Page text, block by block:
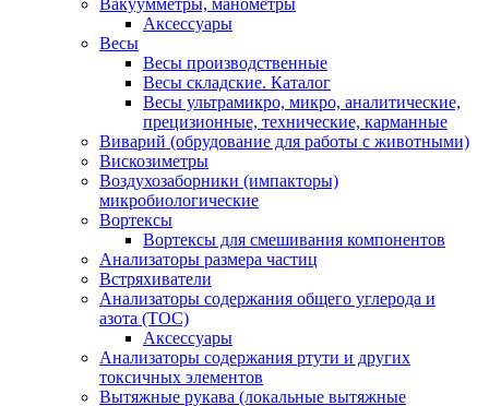
Вакуумметры, манометры
Аксессуары
Весы
Весы производственные
Весы складские. Каталог
Весы ультрамикро, микро, аналитические,
прецизионные, технические, карманные
Виварий (обрудование для работы с животными)
Вискозиметры
Воздухозаборники (импакторы)
микробиологические
Вортексы
Вортексы для смешивания компонентов
Анализаторы размера частиц
Встряхиватели
Анализаторы содержания общего углерода и
азота (ТОС)
Аксессуары
Анализаторы содержания ртути и других
токсичных элементов
Вытяжные рукава (локальные вытяжные